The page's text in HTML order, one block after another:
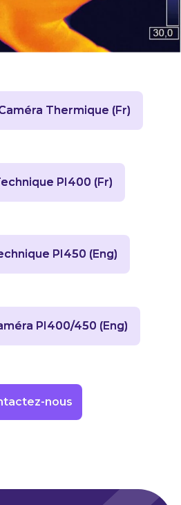
Thermique (Fr)
PI400 (Fr)
PI450 (Eng)
PI400/450 (Eng)
nous